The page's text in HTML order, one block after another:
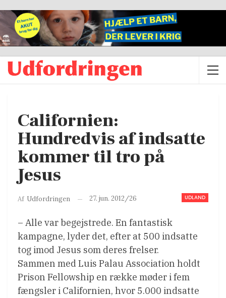
Californien:
Hundredvis af indsatte
kommer til tro på
Jesus
UDLAND
Af Udfordringen 27. jun. 2012/26
– Alle var begejstrede. En fantastisk
kampagne, lyder det, efter at 500 indsatte
tog imod Jesus som deres frelser.
Sammen med Luis Palau Association holdt
Prison Fellowship en række møder i fem
fængsler i Californien, hvor 5.000 indsatte